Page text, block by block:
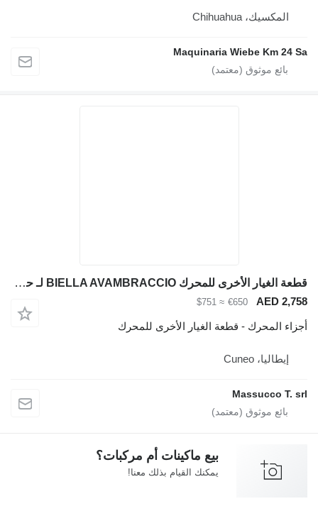
المكسيك، Chihuahua
Maquinaria Wiebe Km 24
قطعة الغيار الأخرى للمحرك BIELLA AVAMBRACCIO لـ حفارة Caterpillar 315/317
AED
€650
≈ $751
المحرك - قطعة الغيار الأخرى للمحرك
إيطاليا، Cuneo
Massucco T.
بيع ماكينات أم مركبات؟
يمكنك القيام بذلك معنا!